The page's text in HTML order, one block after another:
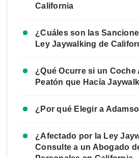
California
¿Cuáles son las
Ley Jaywalking de
¿Qué Ocurre si un Coche
Peatón que Hacía
¿Por qué Elegir a
¿Afectado por la Ley
Consulte a un Abogado